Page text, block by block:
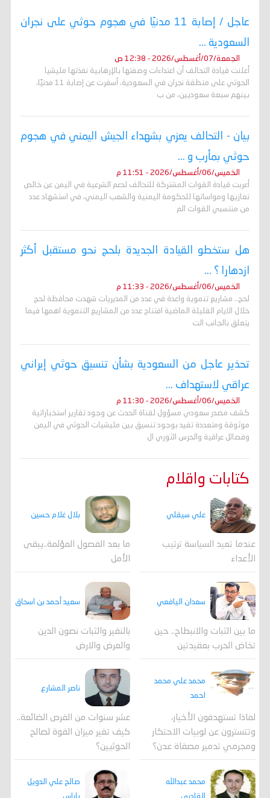
عاجل / إصابة 11 مدنيًا في هجوم حوثي على نجران
السعودية ...
الجمعة/07/أغسطس/2026 - 12:38 ص
أعلنت قيادة التحالف أن اعتداءات وصفتها بالإرهابية نفذتها مليشيا
الحوثي على منطقة نجران في السعودية، أسفرت عن إصابة 11 مدنيًا،
بينهم سبعة سعوديين، من ب
بيان - التحالف يعزي بشهداء الجيش اليمني في هجوم
حوثي بمأرب و ...
الخميس/06/أغسطس/2026 - 11:51 م
أعربت قيادة القوات المشتركة للتحالف لدعم الشرعية في اليمن عن خالص
تعازيها ومواساتها للحكومة اليمنية والشعب اليمني، في استشهاد عدد
من منتسبي القوات الم
هل ستخطو القيادة الجديدة بلحج نحو مستقبل أكثر
ازدهارا ؟ ...
الخميس/06/أغسطس/2026 - 11:33 م
لحج.. مشاريع تنموية واعدة في عدد من المديريات شهدت محافظة لحج
خلال الايام القليلة الماضية افتتاح عدد من المشاريع التنموية اهمها فيما
يتعلق بالجانب الت
تحذير عاجل من السعودية بشأن تنسيق حوثي إيراني
عراقي لاستهداف ...
الخميس/06/أغسطس/2026 - 11:30 م
كشف مصدر سعودي مسؤول لقناة الحدث عن وجود تقارير استخباراتية
موثوقة ومتعددة تفيد بوجود تنسيق بين مليشيات الحوثي في اليمن
وفصائل عراقية والحرس الثوري ال
كتابات واقلام
علي سيقلي
عندما تعيد السياسة ترتيب
الأعداء
بلال غلام حسين
ما بعد الفصول المؤلمة..يبقى
الأمل
سعدان اليافعي
ما بين الثبات والانبطاح.. حين
تخاض الحرب بعقيدتين
سعيد أحمد بن اسحاق
بالنفير والثبات نصون الدين
والعرض والارض
محمد علي محمد
احمد
لماذا تستهدفون الأخيار،
وتتسترون عن لوبيات الاحتكار
ومجرمي تدمير مصفاة عدن؟
ناصر المشارع
عشر سنوات من الفرص الضائعة..
كيف تغير ميزان القوة لصالح
الحوثيين؟
محمد عبدالله
صالح علي الدويل